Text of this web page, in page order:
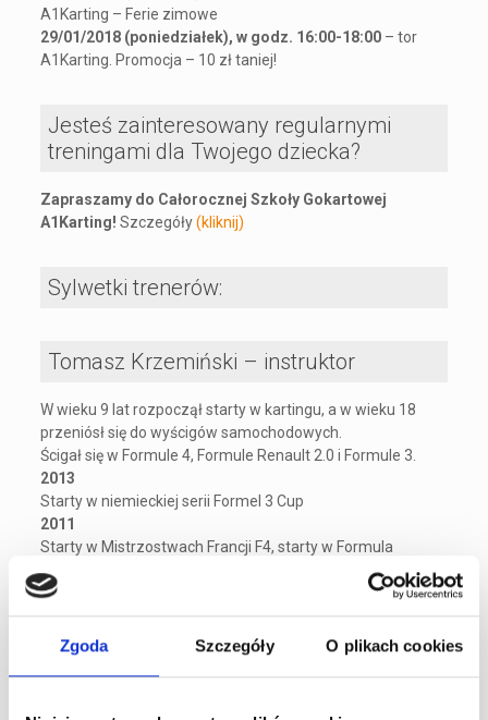
Zgoda Szczegóły O plikach cookies
A1Karting – Ferie zimowe
29/01/2018 (poniedziałek), w godz. 16:00-18:00– tor
A1Karting. Promocja – 10 zł taniej!
Jesteś zainteresowany regularnymi
treningami dla Twojego dziecka?
Zapraszamy do Całorocznej Szkoły Gokartowej
A1Karting! Szczegóły(kliknij)
Sylwetki trenerów:
Tomasz Krzemiński – instruktor
W wieku 9 lat rozpoczął starty w kartingu, a w wieku 18
przeniósł się do wyścigów samochodowych.
Ścigał się w Formule 4, Formule Renault 2.0 i Formule 3.
2013
Starty w niemieckiej serii Formel 3 Cup
2011
Starty w Mistrzostwach Francji F4, starty w Formula
Renault 2.0 Series Finals
2010
Kartingowy Mistrz Polski
3 miejsce – Rotax Max Euro Challenge Winter Cup
2009